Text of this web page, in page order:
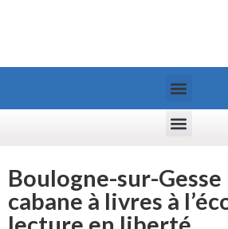
Boulogne-sur-Gesse
cabane à livres à